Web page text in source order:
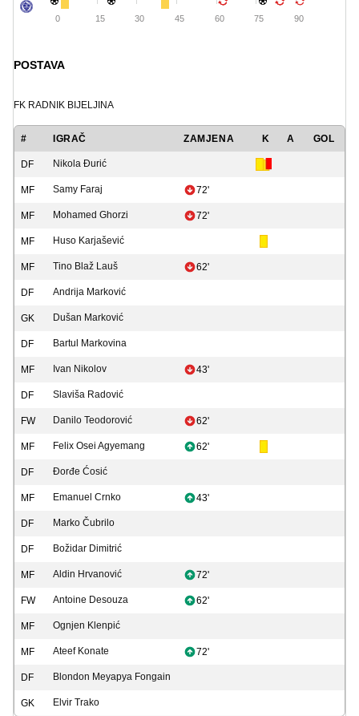
0 15 30 45 60 75 90
POSTAVA
FK RADNIK BIJELJINA
# IGRAČ ZAMJENA K A GOL
DF Nikola Đurić
MF Samy Faraj 72'
MF Mohamed Ghorzi 72'
MF Huso Karjašević
MF Tino Blaž Lauš 62'
DF Andrija Marković
GK Dušan Marković
DF Bartul Markovina
MF Ivan Nikolov 43'
DF Slaviša Radović
FW Danilo Teodorović 62'
MF Felix Osei Agyemang 62'
DF Đorđe Ćosić
MF Emanuel Crnko 43'
DF Marko Čubrilo
DF Božidar Dimitrić
MF Aldin Hrvanović 72'
FW Antoine Desouza 62'
MF Ognjen Klenpić
MF Ateef Konate 72'
DF Blondon Meyapya Fongain
GK Elvir Trako